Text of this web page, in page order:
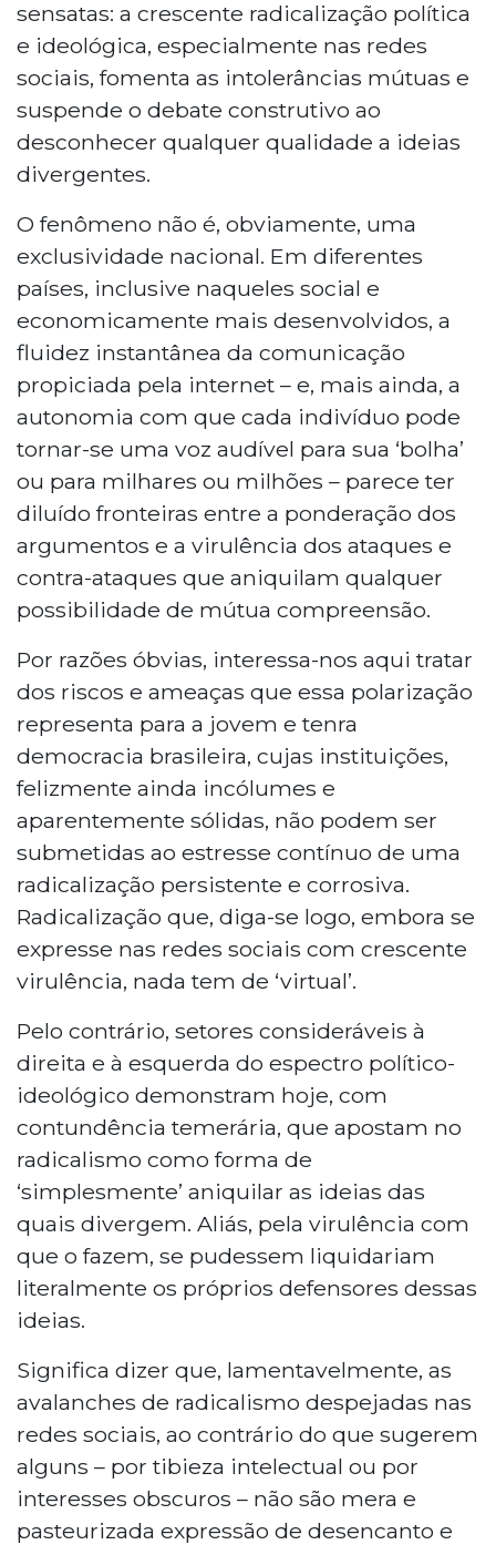
sensatas: a crescente radicalização política
e ideológica, especialmente nas redes
sociais, fomenta as intolerâncias mútuas e
suspende o debate construtivo ao
desconhecer qualquer qualidade a ideias
divergentes.
O fenômeno não é, obviamente, uma
exclusividade nacional. Em diferentes
países, inclusive naqueles social e
economicamente mais desenvolvidos, a
fluidez instantânea da comunicação
propiciada pela internet – e, mais ainda, a
autonomia com que cada indivíduo pode
tornar-se uma voz audível para sua ‘bolha’
ou para milhares ou milhões – parece ter
diluído fronteiras entre a ponderação dos
argumentos e a virulência dos ataques e
contra-ataques que aniquilam qualquer
possibilidade de mútua compreensão.
Por razões óbvias, interessa-nos aqui tratar
dos riscos e ameaças que essa polarização
representa para a jovem e tenra
democracia brasileira, cujas instituições,
felizmente ainda incólumes e
aparentemente sólidas, não podem ser
submetidas ao estresse contínuo de uma
radicalização persistente e corrosiva.
Radicalização que, diga-se logo, embora se
expresse nas redes sociais com crescente
virulência, nada tem de ‘virtual’.
Pelo contrário, setores consideráveis à
direita e à esquerda do espectro político-
ideológico demonstram hoje, com
contundência temerária, que apostam no
radicalismo como forma de
‘simplesmente’ aniquilar as ideias das
quais divergem. Aliás, pela virulência com
que o fazem, se pudessem liquidariam
literalmente os próprios defensores dessas
ideias.
Significa dizer que, lamentavelmente, as
avalanches de radicalismo despejadas nas
redes sociais, ao contrário do que sugerem
alguns – por tibieza intelectual ou por
interesses obscuros – não são mera e
pasteurizada expressão de desencanto e